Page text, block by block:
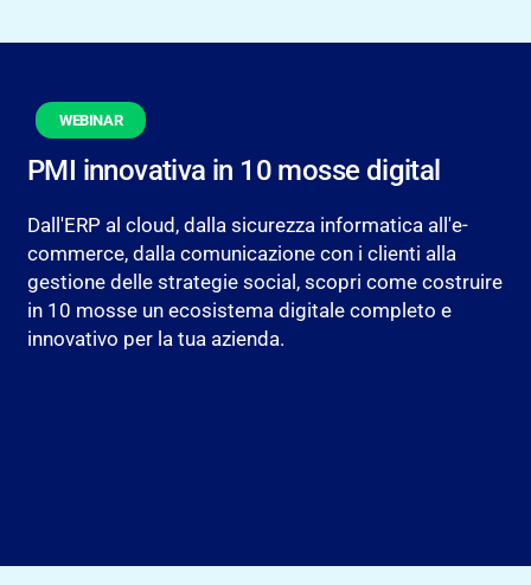
WEBINAR
PMI innovativa in 10 mosse digital
Dall'ERP al cloud, dalla sicurezza informatica all'e-
commerce, dalla comunicazione con i clienti alla
gestione delle strategie social, scopri come costruire
in 10 mosse un ecosistema digitale completo e
innovativo per la tua azienda.